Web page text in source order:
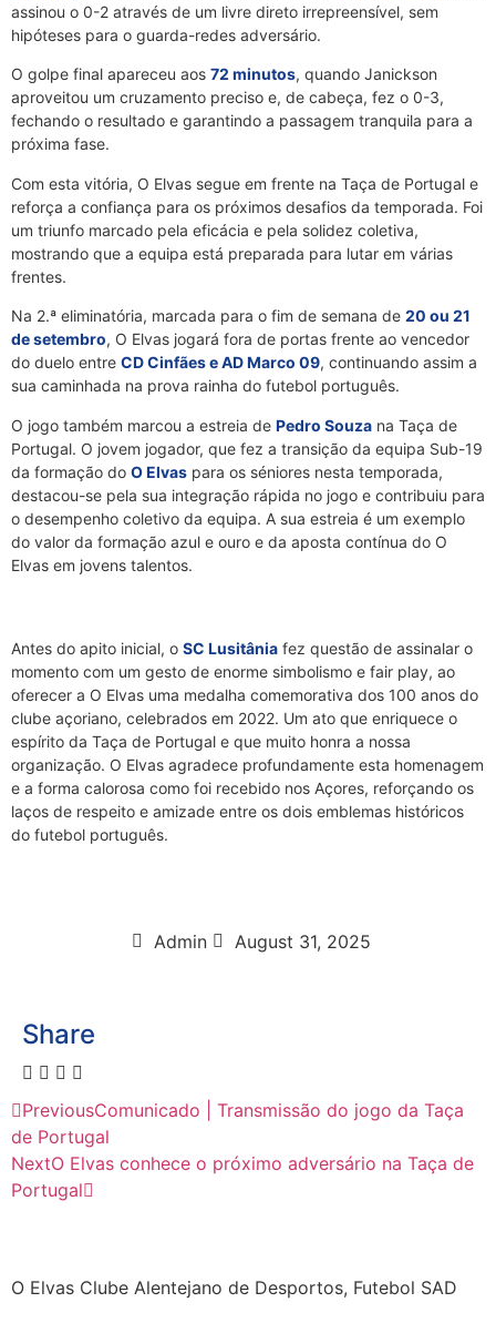
assinou o 0-2 através de um livre direto irrepreensível, sem
hipóteses para o guarda-redes adversário.
O golpe final apareceu aos 72 minutos, quando Janickson
aproveitou um cruzamento preciso e, de cabeça, fez o 0-3,
fechando o resultado e garantindo a passagem tranquila para a
próxima fase.
Com esta vitória, O Elvas segue em frente na Taça de Portugal e
reforça a confiança para os próximos desafios da temporada. Foi
um triunfo marcado pela eficácia e pela solidez coletiva,
mostrando que a equipa está preparada para lutar em várias
frentes.
Na 2.ª eliminatória, marcada para o fim de semana de 20 ou 21
de setembro, O Elvas jogará fora de portas frente ao vencedor
do duelo entre CD Cinfães e AD Marco 09, continuando assim a
sua caminhada na prova rainha do futebol português.
O jogo também marcou a estreia de Pedro Souza na Taça de
Portugal. O jovem jogador, que fez a transição da equipa Sub-19
da formação do O Elvas para os séniores nesta temporada,
destacou-se pela sua integração rápida no jogo e contribuiu para
o desempenho coletivo da equipa. A sua estreia é um exemplo
do valor da formação azul e ouro e da aposta contínua do O
Elvas em jovens talentos.
Antes do apito inicial, o SC Lusitânia fez questão de assinalar o
momento com um gesto de enorme simbolismo e fair play, ao
oferecer a O Elvas uma medalha comemorativa dos 100 anos do
clube açoriano, celebrados em 2022. Um ato que enriquece o
espírito da Taça de Portugal e que muito honra a nossa
organização. O Elvas agradece profundamente esta homenagem
e a forma calorosa como foi recebido nos Açores, reforçando os
laços de respeito e amizade entre os dois emblemas históricos
do futebol português.
Admin August 31, 2025
Share
PreviousComunicado | Transmissão do jogo da Taça
de Portugal
NextO Elvas conhece o próximo adversário na Taça de
Portugal
O Elvas Clube Alentejano de Desportos, Futebol SAD